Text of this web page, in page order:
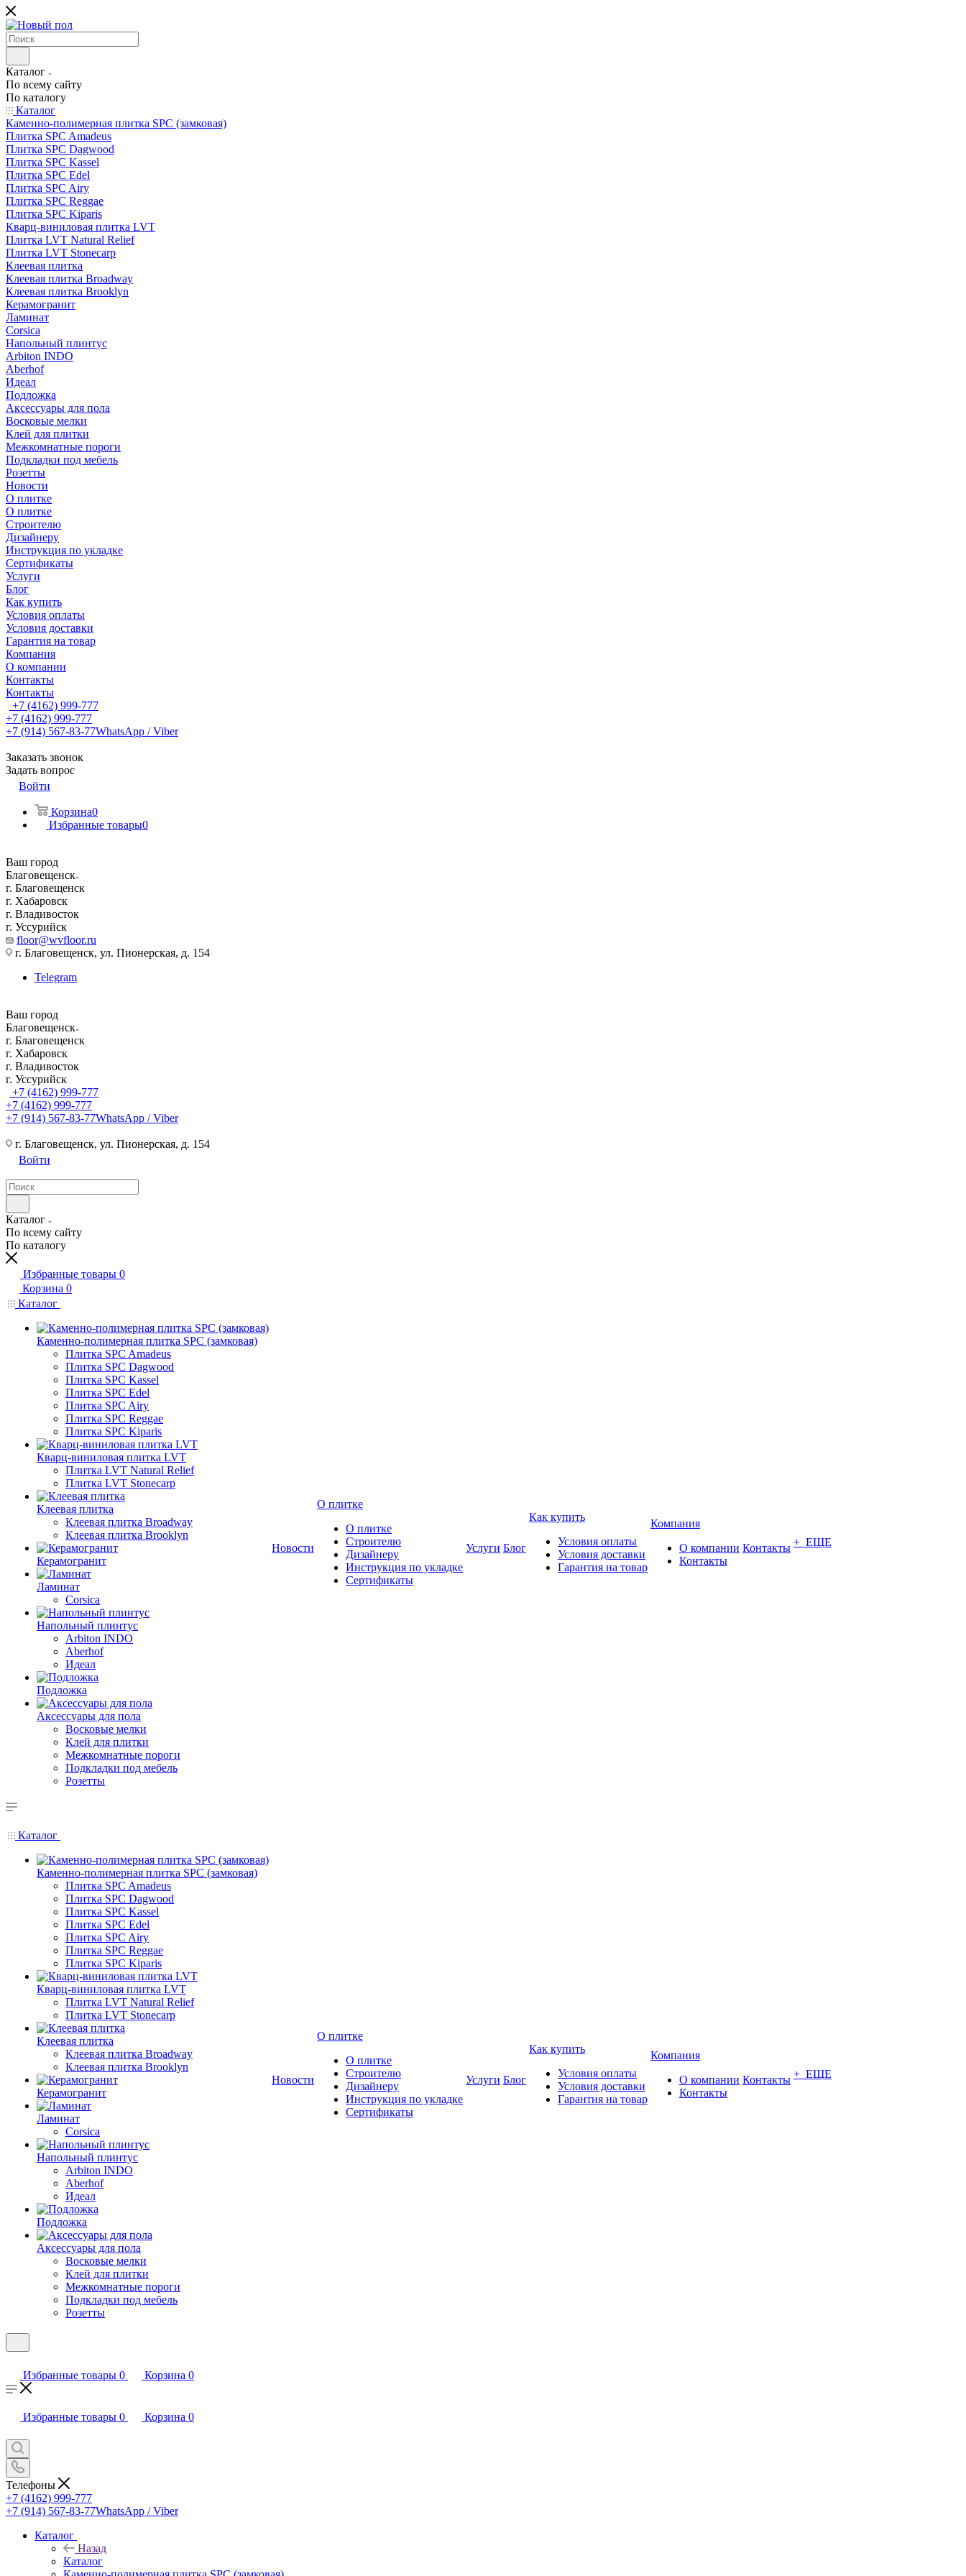
Каталог
По всему сайту
По каталогу
Каталог
Каменно-полимерная плитка SPC (замковая)
Плитка SPC Amadeus
Плитка SPC Dagwood
Плитка SPC Kassel
Плитка SPC Edel
Плитка SPC Airy
Плитка SPC Reggae
Плитка SPC Kiparis
Кварц-виниловая плитка LVT
Плитка LVT Natural Relief
Плитка LVT Stonecarp
Клеевая плитка
Клеевая плитка Broadway
Клеевая плитка Brooklyn
Керамогранит
Ламинат
Corsica
Напольный плинтус
Arbiton INDO
Aberhof
Идеал
Подложка
Аксессуары для пола
Восковые мелки
Клей для плитки
Межкомнатные пороги
Подкладки под мебель
Розетты
Новости
О плитке
О плитке
Строителю
Дизайнеру
Инструкция по укладке
Сертификаты
Услуги
Блог
Как купить
Условия оплаты
Условия доставки
Гарантия на товар
Компания
О компании
Контакты
Контакты
+7 (4162) 999-777
+7 (4162) 999-777
+7 (914) 567-83-77WhatsApp / Viber
Заказать звонок
Задать вопрос
Войти
Корзина0
Избранные товары0
Ваш город
Благовещенск
г. Благовещенск
г. Хабаровск
г. Владивосток
г. Уссурийск
floor@wvfloor.ru
г. Благовещенск, ул. Пионерская, д. 154
Telegram
Ваш город
Благовещенск
г. Благовещенск
г. Хабаровск
г. Владивосток
г. Уссурийск
+7 (4162) 999-777
+7 (4162) 999-777
+7 (914) 567-83-77WhatsApp / Viber
г. Благовещенск, ул. Пионерская, д. 154
Войти
Каталог
По всему сайту
По каталогу
Избранные товары 0
Корзина 0
Каталог
Каменно-полимерная плитка SPC (замковая)
Плитка SPC Amadeus
Плитка SPC Dagwood
Плитка SPC Kassel
Плитка SPC Edel
Плитка SPC Airy
Плитка SPC Reggae
Плитка SPC Kiparis
Кварц-виниловая плитка LVT
Плитка LVT Natural Relief
Плитка LVT Stonecarp
Клеевая плитка
Клеевая плитка Broadway
Клеевая плитка Brooklyn
Керамогранит
Ламинат
Corsica
Напольный плинтус
Arbiton INDO
Aberhof
Идеал
Подложка
Аксессуары для пола
Восковые мелки
Клей для плитки
Межкомнатные пороги
Подкладки под мебель
Розетты
Новости
О плитке
О плитке
Строителю
Дизайнеру
Инструкция по укладке
Сертификаты
Услуги Блог
Как купить
Условия оплаты
Условия доставки
Гарантия на товар
Компания
О компании
Контакты
Контакты + ЕЩЕ
Каталог
Каменно-полимерная плитка SPC (замковая)
Плитка SPC Amadeus
Плитка SPC Dagwood
Плитка SPC Kassel
Плитка SPC Edel
Плитка SPC Airy
Плитка SPC Reggae
Плитка SPC Kiparis
Кварц-виниловая плитка LVT
Плитка LVT Natural Relief
Плитка LVT Stonecarp
Клеевая плитка
Клеевая плитка Broadway
Клеевая плитка Brooklyn
Керамогранит
Ламинат
Corsica
Напольный плинтус
Arbiton INDO
Aberhof
Идеал
Подложка
Аксессуары для пола
Восковые мелки
Клей для плитки
Межкомнатные пороги
Подкладки под мебель
Розетты
Новости
О плитке
О плитке
Строителю
Дизайнеру
Инструкция по укладке
Сертификаты
Услуги Блог
Как купить
Условия оплаты
Условия доставки
Гарантия на товар
Компания
О компании
Контакты
Контакты + ЕЩЕ
Избранные товары 0 Корзина 0
Избранные товары 0 Корзина 0
Телефоны
+7 (4162) 999-777
+7 (914) 567-83-77WhatsApp / Viber
Каталог
Назад
Каталог